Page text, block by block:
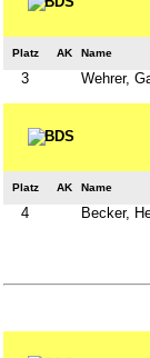
Platz AK Name
3 Wehrer,
Platz AK Name
4 Becker,